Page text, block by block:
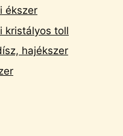
ékszer
kristályos toll
hajékszer